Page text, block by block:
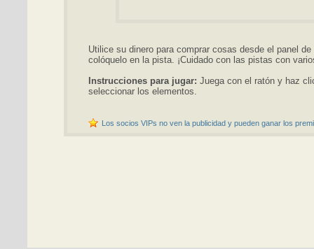
Utilice su dinero para comprar cosas desde el panel
colóquelo en la pista. ¡Cuidado con las pistas con
Instrucciones para jugar: Juega con el ratón y haz
seleccionar los elementos.
Los socios VIPs no ven la publicidad y pueden ganar los